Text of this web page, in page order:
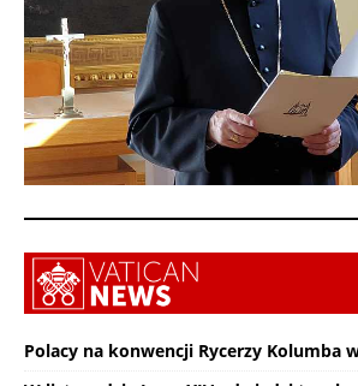
Polacy na konwencji Rycerzy Kolumba